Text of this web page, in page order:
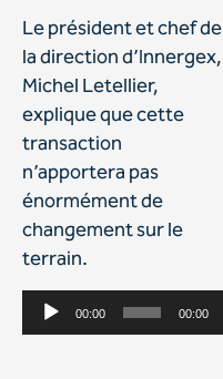
Le président et chef de
la direction d’Innergex,
Michel Letellier,
explique que cette
transaction
n’apportera pas
énormément de
changement sur le
terrain.
Lecteur
audio
00:00 00:00